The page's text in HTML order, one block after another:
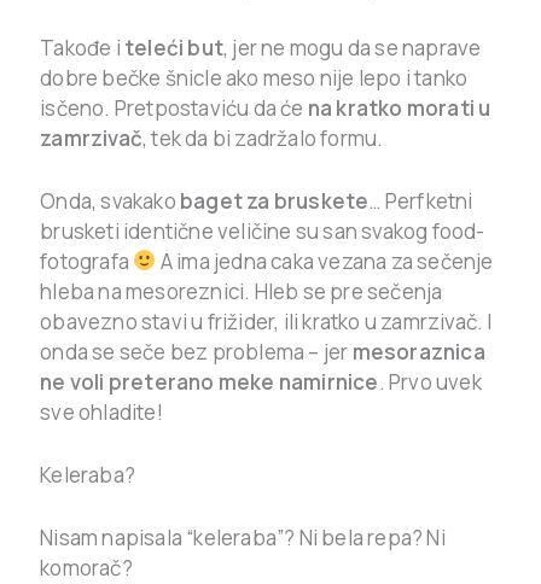
Takođe i teleći but, jer ne mogu da se naprave
dobre bečke šnicle ako meso nije lepo i tanko
isčeno. Pretpostaviću da će na kratko morati u
zamrzivač, tek da bi zadržalo formu.
Onda, svakako baget za bruskete… Perfketni
brusketi identične veličine su san svakog food-
fotografa
A ima jedna caka vezana za sečenje
hleba na mesoreznici. Hleb se pre sečenja
obavezno stavi u frižider, ili kratko u zamrzivač. I
onda se seče bez problema – jer mesoraznica
ne voli preterano meke namirnice. Prvo uvek
sve ohladite!
Keleraba?
Nisam napisala “keleraba”? Ni bela repa? Ni
komorač?